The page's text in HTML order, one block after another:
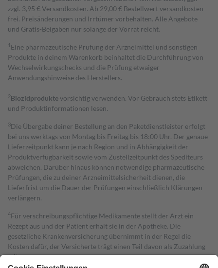
zzgl. 3,95 € Versandkosten. Ab 29,00 € Bestell­wert versand­kosten­
frei. Preisänderungen und Irrtümer vorbehalten. Alle Angebote
und Gratis-Beigaben nur solange der Vorrat reicht.
1 Eine pharmazeutische Prüfung der Arzneimittel und sonstigen
Produkte in deinem Warenkorb beinhaltet die Durchführung von
Wechselwirkungschecks und die Prüfung etwaiger
Anwendungshinweise des Herstellers.
2Biozidproduktevorsichtig verwenden. Vor Gebrauch stets Etikett
und Produktinformationen lesen.
3Die Übergabe deiner Bestellung an den Paketdienstleister erfolgt
bei uns werktags von Montag bis Freitag bis 18:00 Uhr. Der genaue
Lieferzeitpunkt kann je nach Region und in Abhängigkeit der
Produktverfügbarkeit sowie vom Zustellzeitpunkt des Spediteurs
abweichen. Darüber hinaus können notwendige pharmazeutische
Prüfungen, die zu deiner Arzneimittelsicherheit dienen, die
Lieferfrist um die Dauer der Prüfungen einschließlich Klärungen
verlängern.
4Für verschreibungspflichtige Medikamente stellt der Arzt ein
Rezept aus und der Patient erhält sie in der Apotheke. Die
gesetzliche Krankenversicherung übernimmt in der Regel die
Kosten dafür, der Versicherte trägt einen Teil davon als Zuzahlung
mit.